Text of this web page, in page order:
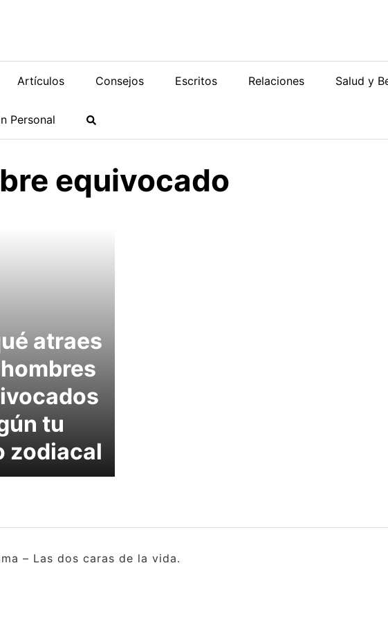
Artículos Consejos Escritos Relaciones Salud y
Personal
equivocado
atraes
tu
zodiacal
– Las dos caras de la vida.